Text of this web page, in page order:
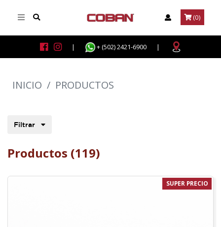
(0)
| + (502) 2421-6900 |
INICIO / PRODUCTOS
Filtrar
Productos (119)
SUPER PRECIO